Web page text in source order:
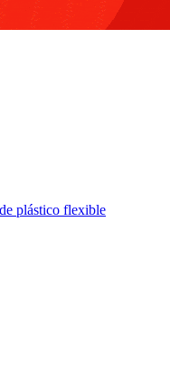
plástico flexible